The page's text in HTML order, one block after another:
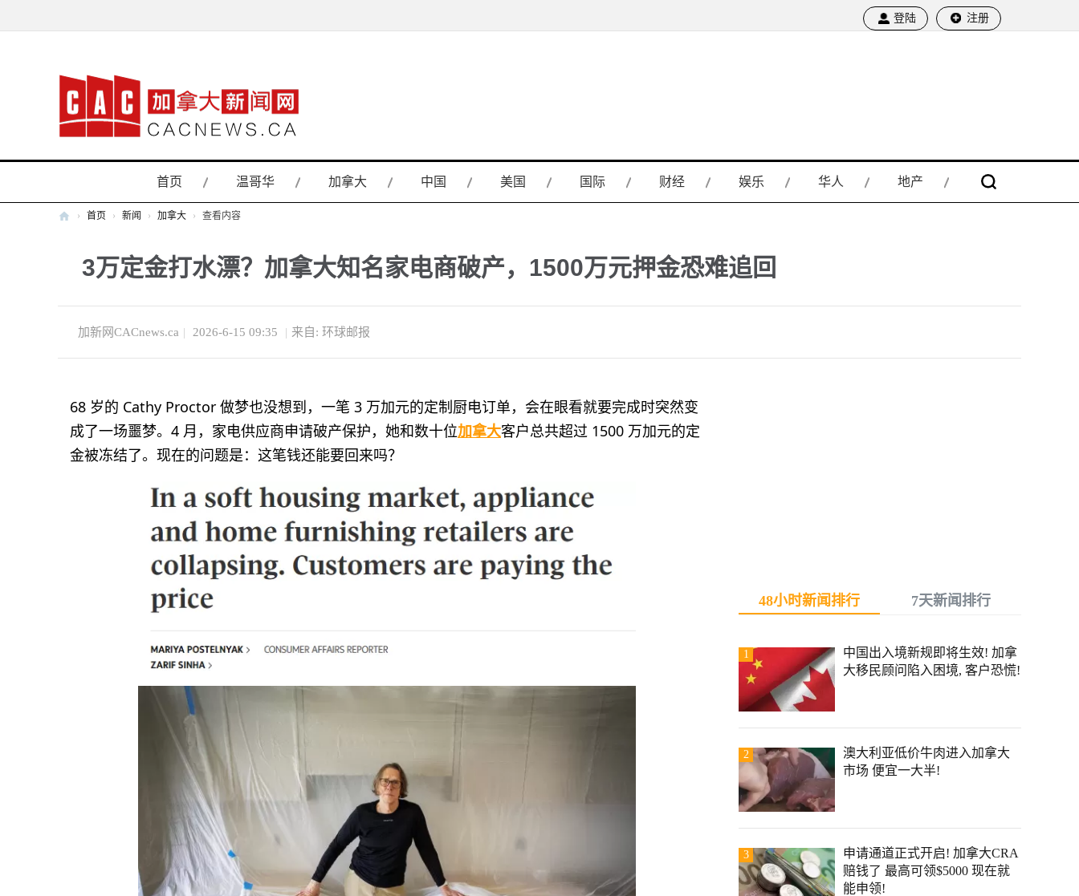
登陆 注册
首页 温哥华 加拿大 中国 美国 国际 财经 娱乐 华人 地产
新
网
› 首页 › 新闻 › 加拿大 › 查看内容
3万定金打水漂？加拿大知名家电商破产，1500万元押金恐难追回
加新网CACnews.ca | 2026-6-15 09:35 | 来自: 环球邮报
68 岁的 Cathy Proctor 做梦也没想到，一笔 3 万加元的定制厨电订单，会在眼看就要完成时突然变
成了一场噩梦。4 月，家电供应商申请破产保护，她和数十位加拿大客户总共超过 1500 万加元的定
金被冻结了。现在的问题是：这笔钱还能要回来吗？
48小时新闻排行 7天新闻排行
1
中国出入境新规即将生效! 加拿
大移民顾问陷入困境, 客户恐慌!
2
澳大利亚低价牛肉进入加拿大
市场 便宜一大半!
3
申请通道正式开启! 加拿大CRA
赔钱了 最高可领$5000 现在就
能申领!